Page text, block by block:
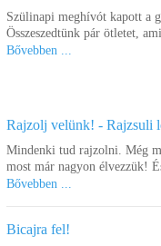
7.280 Ft
Kosárba
Szülinapi meghívót kapott a
Összeszedtünk pár ötletet,
Bővebben ...
Rajzolj velünk! - Rajzsuli
Mindenki tud rajzolni. Még
most már nagyon élvezzük!
Bővebben ...
Bicajra fel!